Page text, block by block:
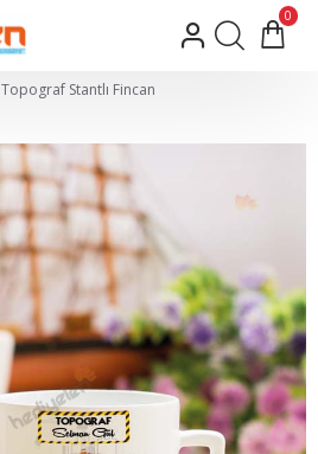
0
Topograf Stantlı Fincan